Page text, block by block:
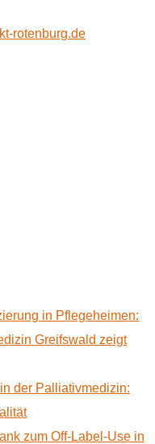
rotenburg.de
in Pflegeheimen:
Greifswald zeigt
der Palliativmedizin:
zum Off-Label-Use in